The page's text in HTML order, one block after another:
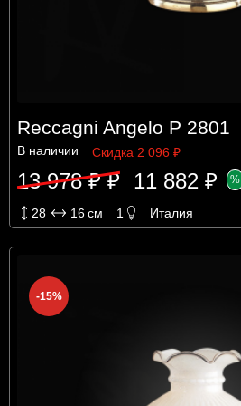
Reccagni Angelo P 2801
В наличии Скидка 2 096 ₽
13 978 ₽ ₽ 11 882 ₽ %
28 16см 1 Италия
-15%